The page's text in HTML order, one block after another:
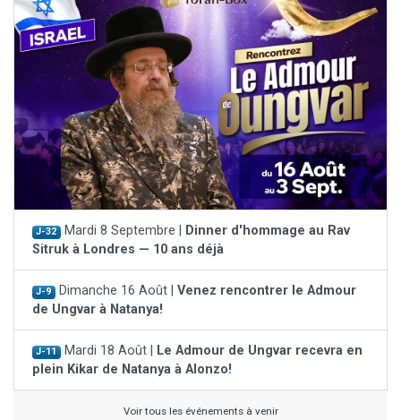
J-32 Mardi 8 Septembre |
Dinner d'hommage au Rav
Sitruk à Londres — 10 ans déjà
J-9 Dimanche 16 Août | Venez rencontrer le Admour
de Ungvar à Natanya!
J-11 Mardi 18 Août |
Le Admour de Ungvar recevra en
plein Kikar de Natanya à Alonzo!
Voir tous les événements à venir